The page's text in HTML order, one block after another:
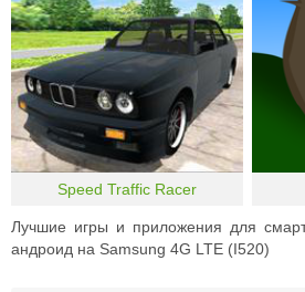
Speed Traffic Racer
Лучшие игры и приложения для
андроид на Samsung 4G LTE (I520)